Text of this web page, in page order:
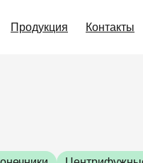
Продукция Контакты